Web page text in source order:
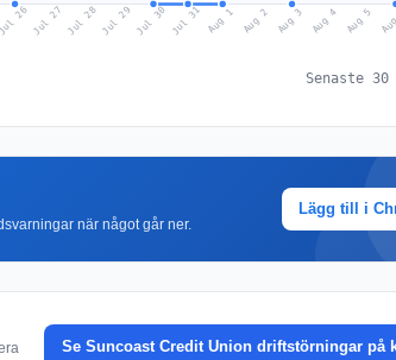
Jul 26Jul 27 Jul 28Jul 29 Jul 30 Jul 31 Aug 1 Aug 2 Aug 3 Aug 4 Aug 5
Senaste 30
när något går ner.
Lägg till i
Se Suncoast Credit Union driftstörningar på